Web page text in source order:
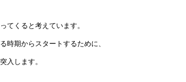
てくると考えています。
時期からスタートするために、
入します。